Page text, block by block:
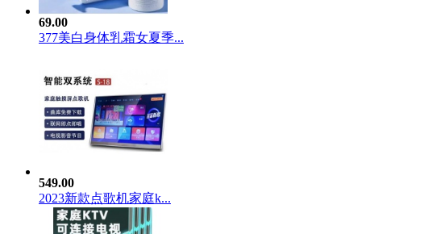
69.00
377美白身体乳霜女夏季...
549.00
2023新款点歌机家庭k...